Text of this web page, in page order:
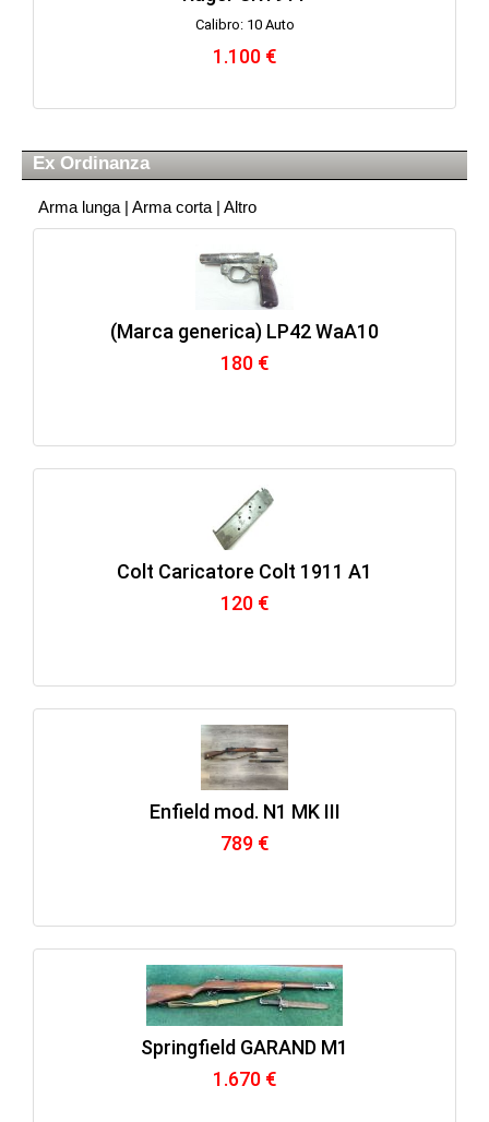
Calibro: 10 Auto
1.100 €
Ex Ordinanza
Arma lunga | Arma corta | Altro
(Marca generica) LP42 WaA10
180 €
Colt Caricatore Colt 1911 A1
120 €
Enfield mod. N1 MK III
789 €
Springfield GARAND M1
1.670 €